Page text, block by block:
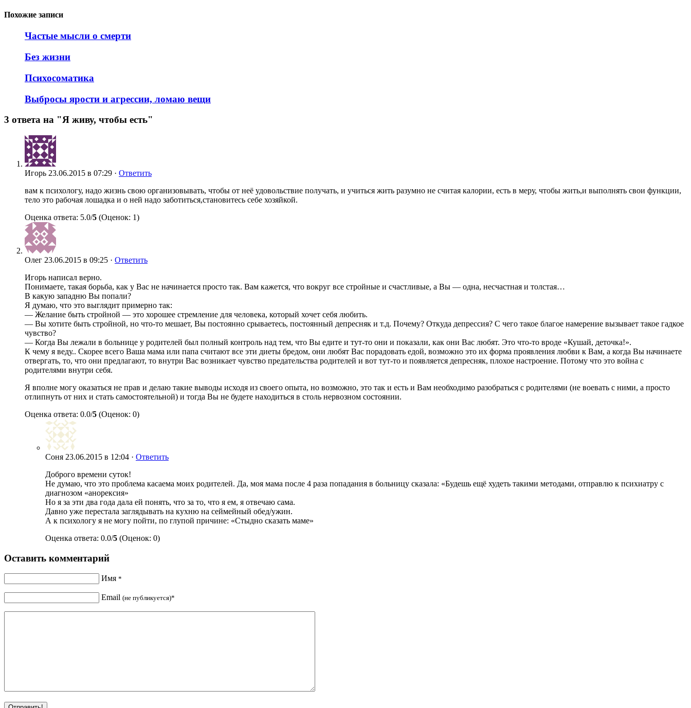
Похожие записи
Частые мысли о смерти
Без жизни
Психосоматика
Выбросы ярости и агрессии, ломаю вещи
3 ответа на "Я живу, чтобы есть"
Игорь 23.06.2015 в 07:29 · Ответить
вам к психологу, надо жизнь свою организовывать, чтобы от неё удовольствие получать, и учиться жить разумно не считая калории, есть в меру, чтобы жить,и выполнять свои функции,
тело это рабочая лошадка и о ней надо заботиться,становитесь себе хозяйкой.
Оценка ответа: 5.0/5 (Оценок: 1)
Олег 23.06.2015 в 09:25 · Ответить
Игорь написал верно.
Понимаете, такая борьба, как у Вас не начинается просто так. Вам кажется, что вокруг все стройные и счастливые, а Вы — одна, несчастная и толстая…
В какую западню Вы попали?
Я думаю, что это выглядит примерно так:
— Желание быть стройной — это хорошее стремление для человека, который хочет себя любить.
— Вы хотите быть стройной, но что-то мешает, Вы постоянно срываетесь, постоянный депресняк и т.д. Почему? Откуда депрессия? С чего такое благое намерение вызывает такое гадкое
чувство?
— Когда Вы лежали в больнице у родителей был полный контроль над тем, что Вы едите и тут-то они и показали, как они Вас любят. Это что-то вроде «Кушай, деточка!».
К чему я веду.. Скорее всего Ваша мама или папа считают все эти диеты бредом, они любят Вас порадовать едой, возможно это их форма проявления любви к Вам, а когда Вы начинаете
отвергать, то, что они предлагают, то внутри Вас возникает чувство предательства родителей и вот тут-то и появляется депресняк, плохое настроение. Потому что это война с
родителями внутри себя.
Я вполне могу оказаться не прав и делаю такие выводы исходя из своего опыта, но возможно, это так и есть и Вам необходимо разобраться с родителями (не воевать с ними, а просто
отлипнуть от них и стать самостоятельной) и тогда Вы не будете находиться в столь нервозном состоянии.
Оценка ответа: 0.0/5 (Оценок: 0)
Соня 23.06.2015 в 12:04 · Ответить
Доброго времени суток!
Не думаю, что это проблема касаема моих родителей. Да, моя мама после 4 раза попадания в больницу сказала: «Будешь ещё худеть такими методами, отправлю к психиатру с
диагнозом «анорексия»
Но я за эти два года дала ей понять, что за то, что я ем, я отвечаю сама.
Давно уже перестала заглядывать на кухню на сеймейный обед/ужин.
А к психологу я не могу пойти, по глупой причине: «Стыдно сказать маме»
Оценка ответа: 0.0/5 (Оценок: 0)
Оставить комментарий
Имя *
Email (не публикуется)*